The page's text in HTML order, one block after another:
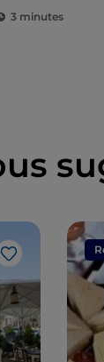
3 minutes
J’aime